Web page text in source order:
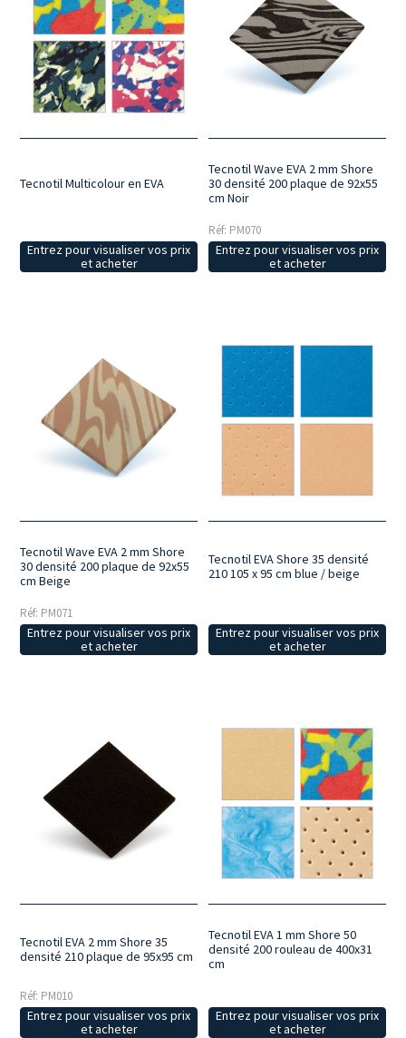
Tecnotil Multicolour en EVA
Entrez pour visualiser vos prix
et acheter
Tecnotil Wave EVA 2 mm Shore
30 densité 200 plaque de 92x55
cm Noir
Réf: PM070
Entrez pour visualiser vos prix
et acheter
Tecnotil Wave EVA 2 mm Shore
30 densité 200 plaque de 92x55
cm Beige
Réf: PM071
Entrez pour visualiser vos prix
et acheter
Tecnotil EVA Shore 35 densité
210 105 x 95 cm blue / beige
Entrez pour visualiser vos prix
et acheter
Tecnotil EVA 2 mm Shore 35
densité 210 plaque de 95x95 cm
Réf: PM010
Entrez pour visualiser vos prix
et acheter
Tecnotil EVA 1 mm Shore 50
densité 200 rouleau de 400x31
cm
Entrez pour visualiser vos prix
et acheter